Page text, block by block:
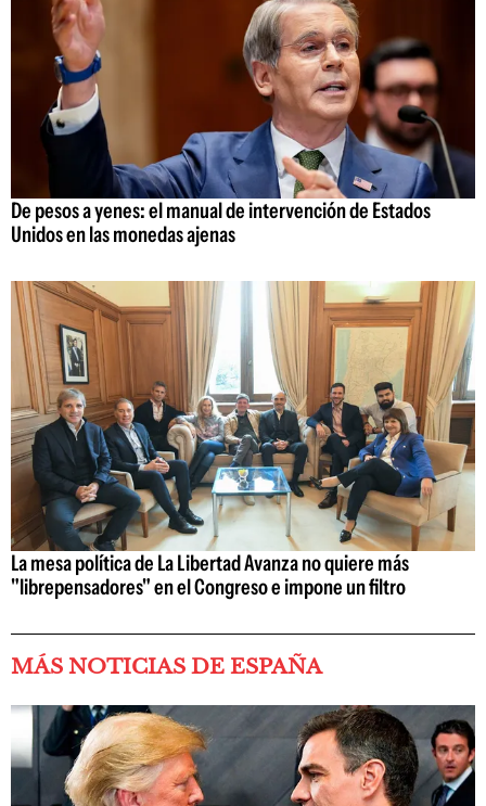
De pesos a yenes: el manual de intervención de Estados
Unidos en las monedas ajenas
La mesa política de La Libertad Avanza no quiere más
"librepensadores" en el Congreso e impone un filtro
MÁS NOTICIAS DE ESPAÑA